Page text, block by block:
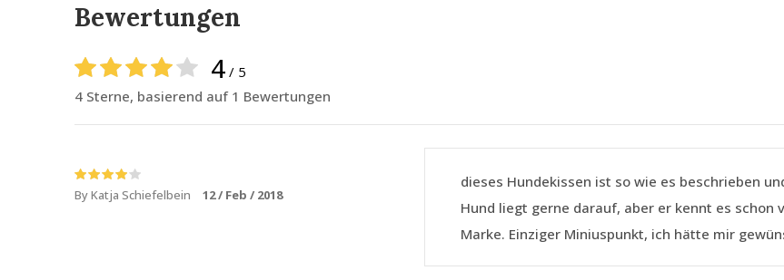
Bewertungen
4 / 5
4 Sterne, basierend auf 1 Bewertungen
By Katja Schiefelbein 12 / Feb / 2018
dieses Hundekissen ist so wie es beschrieben
Hund liegt gerne darauf, aber er kennt es schon
Marke. Einziger Miniuspunkt, ich hätte mir